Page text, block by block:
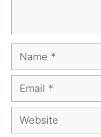
Name
Email
Website